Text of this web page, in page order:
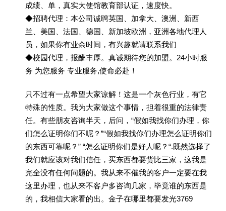
成绩、单，真实大使馆教育部认证，速度快。
◆招聘代理：本公司诚聘英国、加拿大、澳洲、新西
兰、美国、法国、德国、新加坡欧洲，亚洲各地代理人
员，如果你有业余时间，有兴趣就请联系我们
◆校园代理，报酬丰厚。真诚期待您的加盟。24小时服
务 为您服务 专业服务,使命必赴！
只不过有一点希望大家谅解！这是一个灰色行业，有它
特殊的性质。我为大家做这个事情，担着很重的法律责
任。有些朋友咨询半天，后问，“假如我找你们办理，你
们怎么证明你们不呢？”“假如我找你们办理怎么证明你们
的东西可靠呢？” “怎么证明你们是好人呢？“.既然选择了
我们就应该对我们信任，买东西都要货比三家，这我是
完全没有任何问题的。我从来不催我的客户一定要在我
这里办理，也从来不客户多咨询几家，毕竟谁的东西是
的，我相信大家看的出。金子在哪里都要发光3769